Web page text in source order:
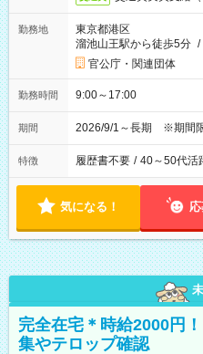
勤務地
東京都港区
溜池山王駅から徒歩5分 /
官公庁・関連団体
勤務時間 9:00～17:00
期間 2026/9/1～長期 ※期間
特徴 履歴書不要 / 40～50代活
気になる！
完全在宅＊時給2000円
集やテロップ確認